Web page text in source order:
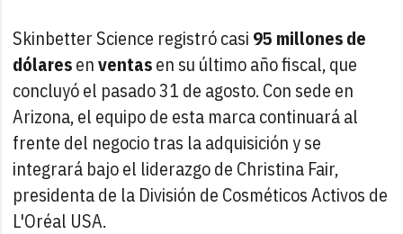
Skinbetter Science registró casi 95 millones de
dólaresenventasen su último año fiscal, que
concluyó el pasado 31 de agosto. Con sede en
Arizona, el equipo de esta marca continuará al
frente del negocio tras la adquisición y se
integrará bajo el liderazgo de Christina Fair,
presidenta de la División de Cosméticos Activos de
L'Oréal USA.